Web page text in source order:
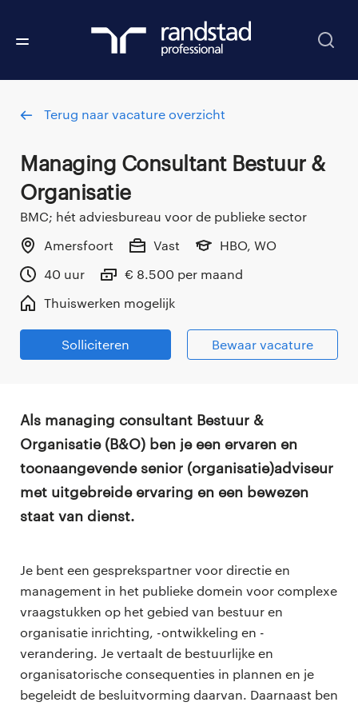
Terug naar vacature overzicht
Managing Consultant Bestuur &
Organisatie
BMC; hét adviesbureau voor de publieke sector
Amersfoort
Vast
HBO, WO
40 uur
€ 8.500 per maand
Thuiswerken mogelijk
Solliciteren Bewaar vacature
Als managing consultant Bestuur &
Organisatie (B&O) ben je een ervaren en
toonaangevende senior (organisatie)adviseur
met uitgebreide ervaring en een bewezen
staat van dienst.
Je bent een gesprekspartner voor directie en
management in het publieke domein voor complexe
vraagstukken op het gebied van bestuur en
organisatie inrichting, -ontwikkeling en -
verandering. Je vertaalt de bestuurlijke en
organisatorische consequenties in plannen en je
begeleidt de besluitvorming daarvan. Daarnaast ben